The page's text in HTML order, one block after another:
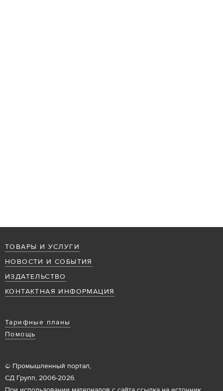
ТОВАРЫ И УСЛУГИ
НОВОСТИ И СОБЫТИЯ
ИЗДАТЕЛЬСТВО
КОНТАКТНАЯ ИНФОРМАЦИЯ
Тарифные планы
Помощь
© Промышленный портал,
СД Групп, 2006-2026.